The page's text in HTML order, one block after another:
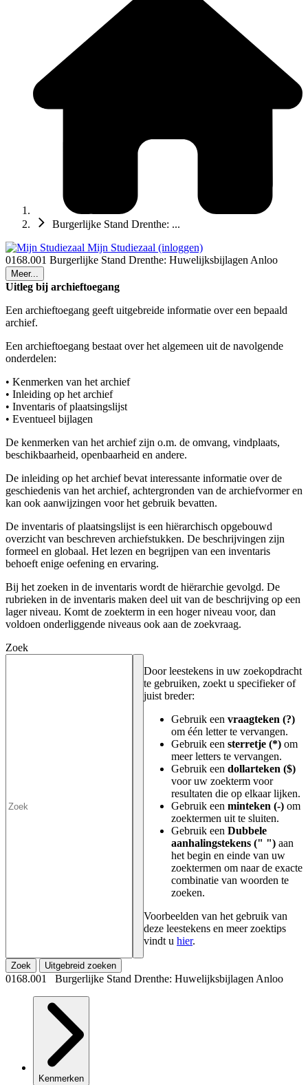
Burgerlijke Stand Drenthe: ...
Mijn Studiezaal (inloggen)
0168.001 Burgerlijke Stand Drenthe: Huwelijksbijlagen Anloo
Meer...
Uitleg bij archieftoegang
Een archieftoegang geeft uitgebreide informatie over een bepaald
archief.
Een archieftoegang bestaat over het algemeen uit de navolgende
onderdelen:
• Kenmerken van het archief
• Inleiding op het archief
• Inventaris of plaatsingslijst
• Eventueel bijlagen
De kenmerken van het archief zijn o.m. de omvang, vindplaats,
beschikbaarheid, openbaarheid en andere.
De inleiding op het archief bevat interessante informatie over de
geschiedenis van het archief, achtergronden van de archiefvormer en
kan ook aanwijzingen voor het gebruik bevatten.
De inventaris of plaatsingslijst is een hiërarchisch opgebouwd
overzicht van beschreven archiefstukken. De beschrijvingen zijn
formeel en globaal. Het lezen en begrijpen van een inventaris
behoeft enige oefening en ervaring.
Bij het zoeken in de inventaris wordt de hiërarchie gevolgd. De
rubrieken in de inventaris maken deel uit van de beschrijving op een
lager niveau. Komt de zoekterm in een hoger niveau voor, dan
voldoen onderliggende niveaus ook aan de zoekvraag.
Zoek
Door leestekens in uw zoekopdracht
te gebruiken, zoekt u specifieker of
juist breder:
Gebruik een vraagteken (?)
om één letter te vervangen.
Gebruik een sterretje (*) om
meer letters te vervangen.
Gebruik een dollarteken ($)
voor uw zoekterm voor
resultaten die op elkaar lijken.
Gebruik een minteken (-) om
zoektermen uit te sluiten.
Gebruik een Dubbele
aanhalingstekens (" ") aan
het begin en einde van uw
zoektermen om naar de exacte
combinatie van woorden te
zoeken.
Voorbeelden van het gebruik van
deze leestekens en meer zoektips
vindt u hier.
Zoek Uitgebreid zoeken
0168.001 Burgerlijke Stand Drenthe: Huwelijksbijlagen Anloo
Kenmerken